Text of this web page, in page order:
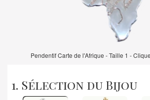
Pendentif Carte de l'Afrique - Taille 1 -
1. Sélection du Bijou